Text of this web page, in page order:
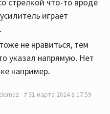
играет
не нравиться, тем
указал напрямую. Нет
например.
31 марта 2024 в 17:59